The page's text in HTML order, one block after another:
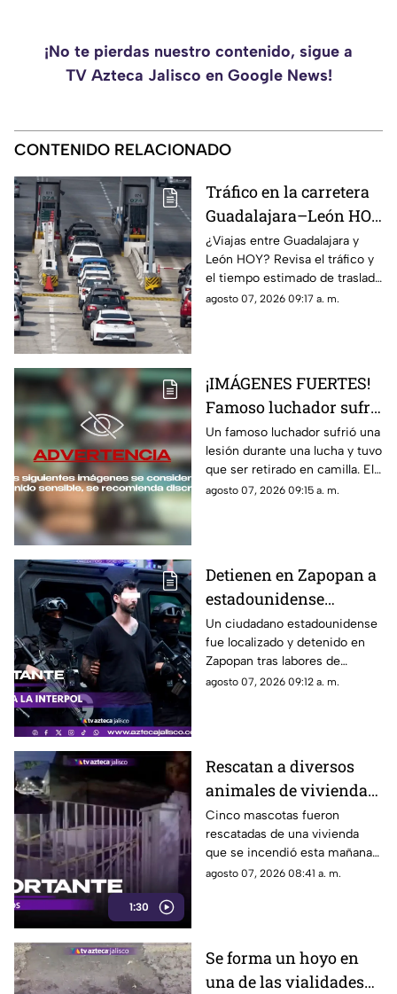
¡No te pierdas nuestro contenido, sigue a
TV Azteca Jalisco en Google News!
CONTENIDO RELACIONADO
Tráfico en la carretera
Guadalajara–León HOY
Viernes 7 de Agosto
2026: ¿cómo está la
circulación en tiempo
real?
¿Viajas entre Guadalajara y
León HOY? Revisa el tráfico y
el tiempo estimado de traslado
antes de salir para evitar
agosto 07, 2026 09:17 a. m.
¡IMÁGENES FUERTES!
Famoso luchador sufre
TERRIBLE LESIÓN en el
ring; tuvieron que
retirarlo en camilla
Un famoso luchador sufrió una
lesión durante una lucha y tuvo
que ser retirado en camilla. El
momento quedó grabado y
agosto 07, 2026 09:15 a. m.
Detienen en Zapopan a
estadounidense
buscado por INTERPOL
y autoridades de EU
Un ciudadano estadounidense
fue localizado y detenido en
Zapopan tras labores de
investigación; era buscado por
agosto 07, 2026 09:12 a. m.
1:30
Rescatan a diversos
animales de vivienda
en llamas en
Guadalajara
Cinco mascotas fueron
rescatadas de una vivienda
que se incendió esta mañana
en la colonia Arcos Vallarta,
agosto 07, 2026 08:41 a. m.
Se forma un hoyo en
una de las vialidades